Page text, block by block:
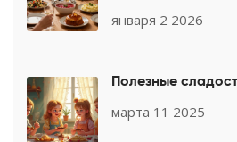
руководство для
января 2 2026
Полезные
марта 11 2025